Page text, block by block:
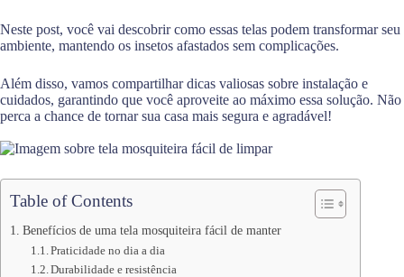
Neste post, você vai descobrir como essas telas podem transformar seu
ambiente, mantendo os insetos afastados sem complicações.
Além disso, vamos compartilhar dicas valiosas sobre instalação e
cuidados, garantindo que você aproveite ao máximo essa solução. Não
perca a chance de tornar sua casa mais segura e agradável!
Table of Contents
Benefícios de uma tela mosquiteira fácil de manter
Praticidade no dia a dia
Durabilidade e resistência